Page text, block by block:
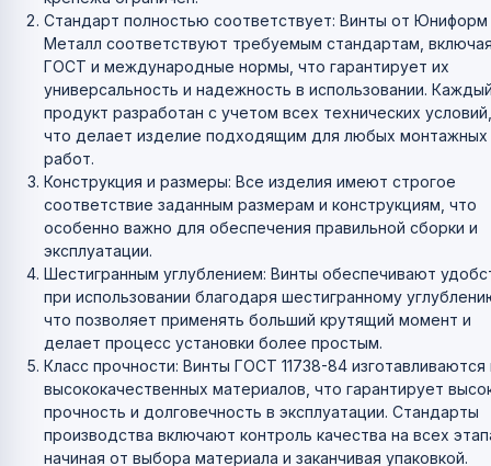
Стандарт полностью соответствует: Винты от Юниформ
Металл соответствуют требуемым стандартам,
ГОСТ и международные нормы, что гарантирует их
универсальность и надежность в использовании.
продукт разработан с учетом всех технических условий,
что делает изделие подходящим для любых монтажных
работ.
Конструкция и размеры: Все изделия имеют строгое
соответствие заданным размерам и конструкциям, что
особенно важно для обеспечения правильной сборки и
эксплуатации.
Шестигранным углублением: Винты обеспечивают
при использовании благодаря шестигранному
что позволяет применять больший крутящий момент и
делает процесс установки более простым.
Класс прочности: Винты ГОСТ 11738-84 изготавливаются
высококачественных материалов, что гарантирует
прочность и долговечность в эксплуатации. Стандарты
производства включают контроль качества на всех
начиная от выбора материала и заканчивая упаковкой.